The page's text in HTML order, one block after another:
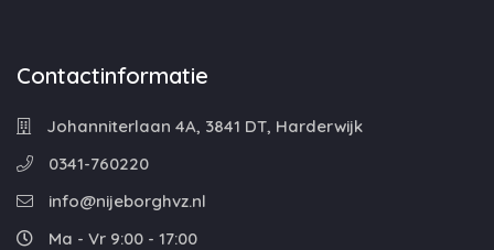
Contactinformatie
Johanniterlaan 4A, 3841 DT, Harderwijk
0341-760220
info@nijeborghvz.nl
Ma - Vr 9:00 - 17:00